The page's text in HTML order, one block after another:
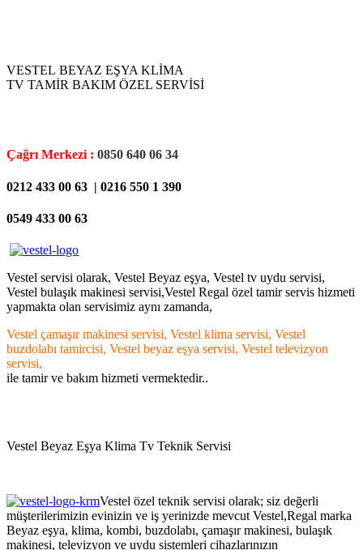
VESTEL BEYAZ EŞYA KLİMA
TV TAMİR BAKIM ÖZEL SERVİSİ
Çağrı Merkezi : 0850 640 06 34
0212 433 00 63 | 0216 550 1 390
0549 433 00 63
Vestel servisi olarak, Vestel Beyaz eşya, Vestel tv uydu servisi,
Vestel bulaşık makinesi servisi,Vestel Regal özel tamir servis hizmeti
yapmakta olan servisimiz aynı zamanda,
Vestel çamaşır makinesi servisi, Vestel klima servisi, Vestel
buzdolabı tamircisi, Vestel beyaz eşya servisi, Vestel televizyon
servisi,
ile tamir ve bakım hizmeti vermektedir..
Vestel Beyaz Eşya Klima Tv Teknik Servisi
Vestel özel teknik servisi olarak; siz değerli
müşterilerimizin evinizin ve iş yerinizde mevcut Vestel,Regal marka
Beyaz eşya, klima, kombi, buzdolabı, çamaşır makinesi, bulaşık
makinesi, televizyon ve uydu sistemleri cihazlarınızın